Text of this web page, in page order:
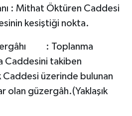
: Mithat Öktüren Caddesi
kesiştiği nokta.
: Toplanma
Caddesini takiben
üzerinde bulunan
olan güzergâh.(Yaklaşık